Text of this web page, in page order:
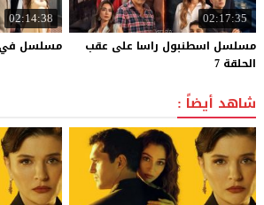
02:17:35
مسلسل اسطنبول راسا على عقب
الحلقة 7
02:14:38
مسلسل في
شاهد أيضاً :